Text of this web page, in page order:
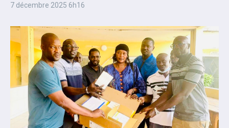
7 décembre 2025 6h16